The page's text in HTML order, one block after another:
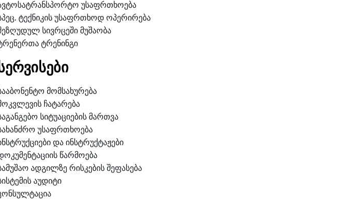
უსაფრთხოება
ტექნიკის უსაფრთხოდ ოპერირება
სივრცეში მუშაობა
ტრენინგი
მომსახურება
ჩატარება
სიტუაციების მართვა
უსაფრთხოება
და ინსტრუქტაჟები
წარმოება
ადგილზე რისკების შეფასება
აუდიტი